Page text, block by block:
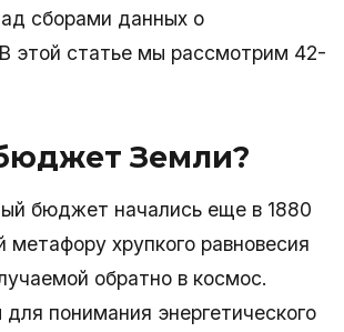
сборами данных о
этой статье мы рассмотрим 42-
Земли?
бюджет начались еще в 1880
хрупкого равновесия
обратно в космос.
понимания энергетического